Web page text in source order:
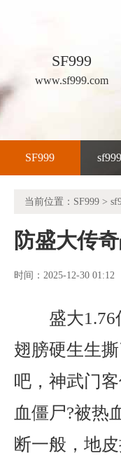
SF999
www.sf999.com
SF999
当前位置： SF999 >
防盛大传
时间：2025-12-30 01:12
盛大1.76
翅膀硬生生
吧，神武门
血僵尸?被热
断一般，地